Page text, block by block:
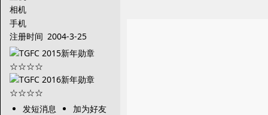
相机
手机
注册时间 2004-3-25
发短消息
加为好友